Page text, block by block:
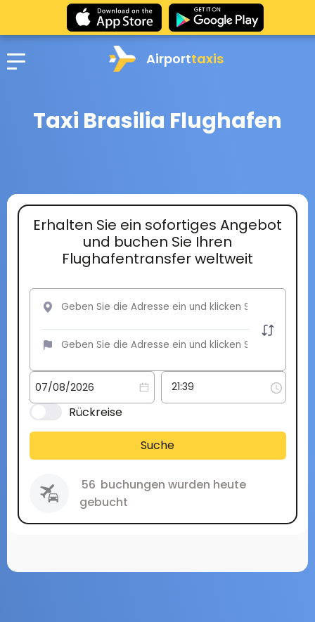
Airporttaxis
Taxi Brasilia Flughafen
Erhalten Sie ein sofortiges Angebot
und buchen Sie Ihren
Flughafentransfer weltweit
Rückreise
Suche
56 buchungen wurden heute
gebucht